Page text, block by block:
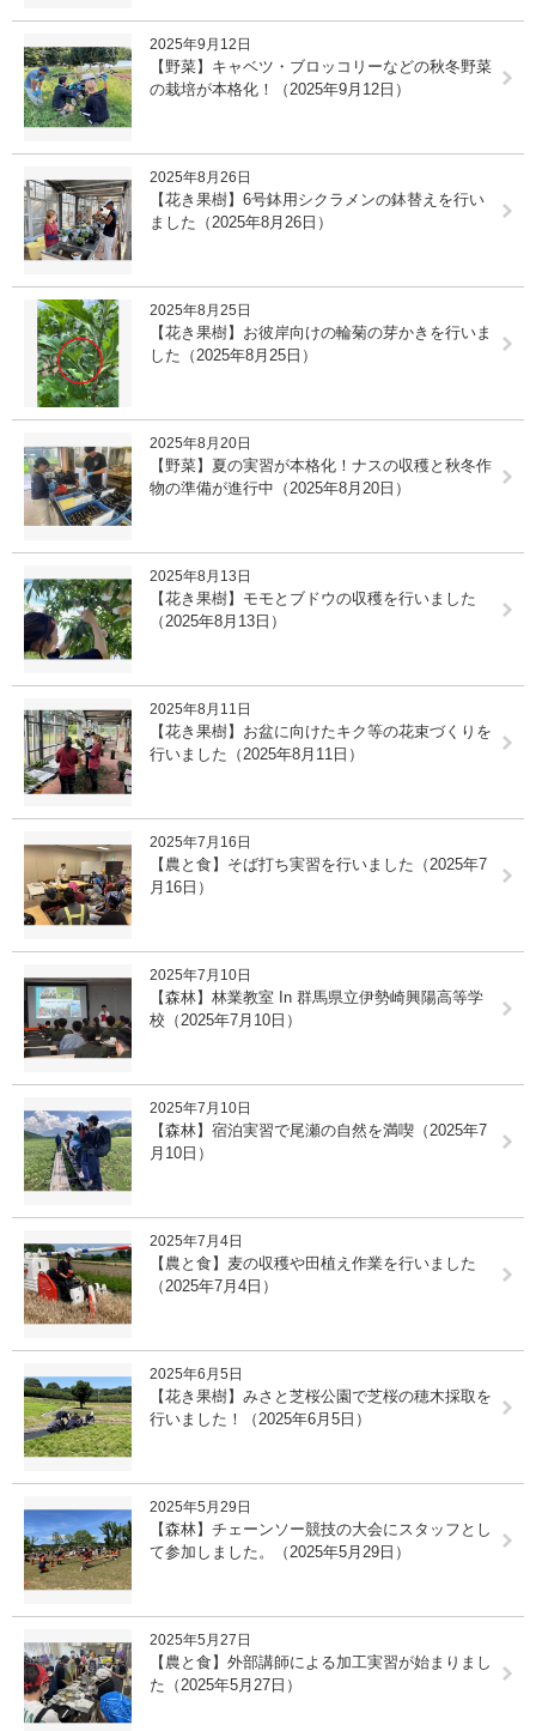
2025年9月12日
【野菜】キャベツ・ブロッコリーなどの秋冬野菜
の栽培が本格化！（2025年9月12日）
2025年8月26日
【花き果樹】6号鉢用シクラメンの鉢替えを行い
ました（2025年8月26日）
2025年8月25日
【花き果樹】お彼岸向けの輪菊の芽かきを行いま
した（2025年8月25日）
2025年8月20日
【野菜】夏の実習が本格化！ナスの収穫と秋冬作
物の準備が進行中（2025年8月20日）
2025年8月13日
【花き果樹】モモとブドウの収穫を行いました
（2025年8月13日）
2025年8月11日
【花き果樹】お盆に向けたキク等の花束づくりを
行いました（2025年8月11日）
2025年7月16日
【農と食】そば打ち実習を行いました（2025年7
月16日）
2025年7月10日
【森林】林業教室 In 群馬県立伊勢崎興陽高等学
校（2025年7月10日）
2025年7月10日
【森林】宿泊実習で尾瀬の自然を満喫（2025年7
月10日）
2025年7月4日
【農と食】麦の収穫や田植え作業を行いました
（2025年7月4日）
2025年6月5日
【花き果樹】みさと芝桜公園で芝桜の穂木採取を
行いました！（2025年6月5日）
2025年5月29日
【森林】チェーンソー競技の大会にスタッフとし
て参加しました。（2025年5月29日）
2025年5月27日
【農と食】外部講師による加工実習が始まりまし
た（2025年5月27日）